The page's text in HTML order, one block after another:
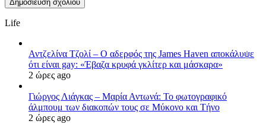
Life
Αντζελίνα Τζολί – Ο αδερφός της James Haven αποκάλυψε
ότι είναι gay: «Έβαζα κρυφά γκλίτερ και μάσκαρα»
2 ώρες ago
Γιώργος Λιάγκας – Μαρία Αντωνά: Το φωτογραφικό
άλμπουμ των διακοπών τους σε Μύκονο και Τήνο
2 ώρες ago